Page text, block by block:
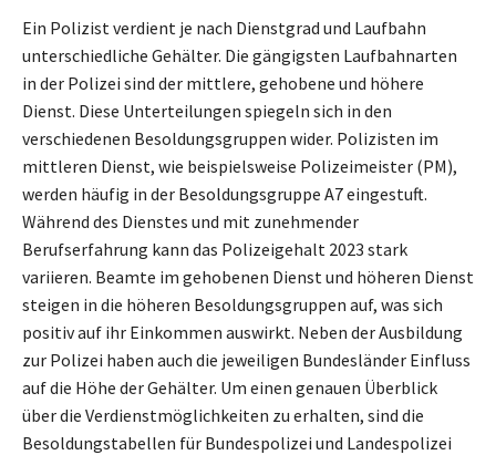
Ein Polizist verdient je nach Dienstgrad und Laufbahn
unterschiedliche Gehälter. Die gängigsten Laufbahnarten
in der Polizei sind der mittlere, gehobene und höhere
Dienst. Diese Unterteilungen spiegeln sich in den
verschiedenen Besoldungsgruppen wider. Polizisten im
mittleren Dienst, wie beispielsweise Polizeimeister (PM),
werden häufig in der Besoldungsgruppe A7 eingestuft.
Während des Dienstes und mit zunehmender
Berufserfahrung kann das Polizeigehalt 2023 stark
variieren. Beamte im gehobenen Dienst und höheren Dienst
steigen in die höheren Besoldungsgruppen auf, was sich
positiv auf ihr Einkommen auswirkt. Neben der Ausbildung
zur Polizei haben auch die jeweiligen Bundesländer Einfluss
auf die Höhe der Gehälter. Um einen genauen Überblick
über die Verdienstmöglichkeiten zu erhalten, sind die
Besoldungstabellen für Bundespolizei und Landespolizei